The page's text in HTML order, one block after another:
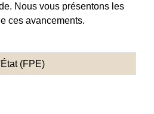
Nous vous présentons les
ces avancements.
(FPE)